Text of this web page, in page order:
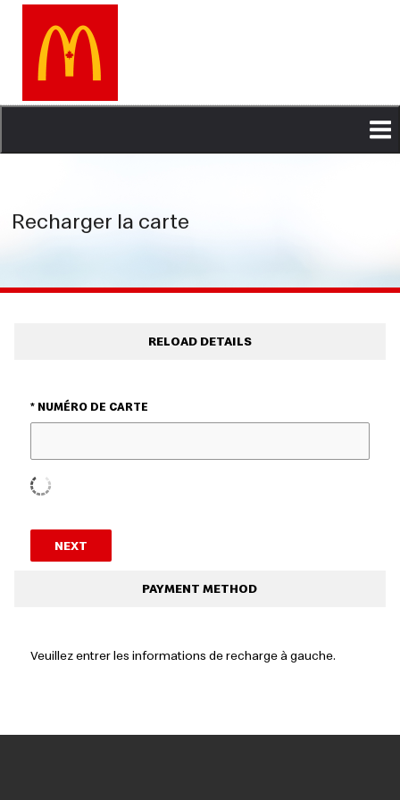
Aller
contenu
principal
Recharger la carte
RELOAD DETAILS
* NUMÉRO DE CARTE
NEXT
PAYMENT METHOD
Veuillez entrer les informations de recharge à gauche.